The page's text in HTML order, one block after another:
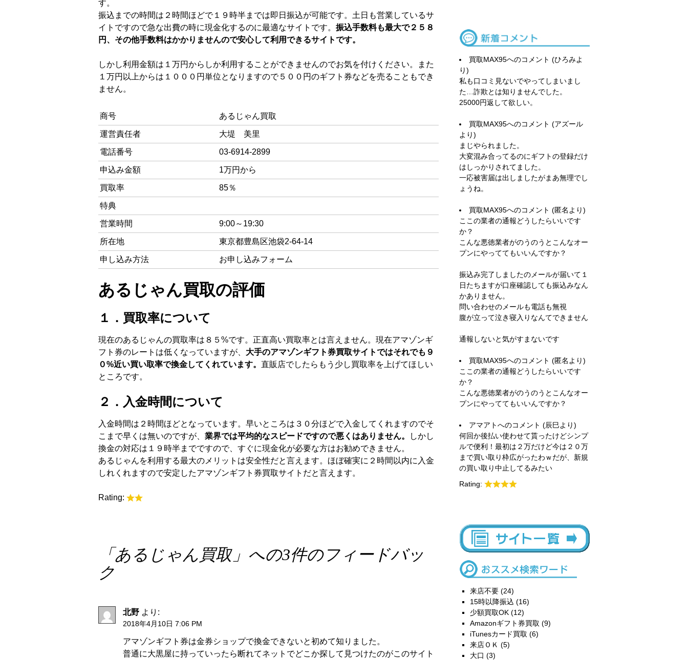
す。
振込までの時間は２時間ほどで１９時半までは即日振込が可能です。土日も営業しているサ
イトですので急な出費の時に現金化するのに最適なサイトです。 振込手数料も最大で２５８
円、その他手数料はかかりませんので安心して利用できるサイトです。
しかし利用金額は１万円からしか利用することができませんのでお気を付けください。また
１万円以上からは１０００円単位となりますので５００円のギフト券などを売ることもでき
ません。
商号 あるじゃん買取
運営責任者 大堤 美里
電話番号 03-6914-2899
申込み金額 1万円から
買取率 85％
特典
営業時間 9:00～19:30
所在地 東京都豊島区池袋2-64-14
申し込み方法 お申し込みフォーム
あるじゃん買取の評価
１．買取率について
現在のあるじゃんの買取率は８５%です。正直高い買取率とは言えません。現在アマゾンギ
フト券のレートは低くなっていますが、 大手のアマゾンギフト券買取サイトではそれでも９
０%近い買い取率で換金してくれています。 直販店でしたらもう少し買取率を上げてほしい
ところです。
２．入金時間について
入金時間は２時間ほどとなっています。早いところは３０分ほどで入金してくれますのでそ
こまで早くは無いのですが、 業界では平均的なスピードですので悪くはありません。
しかし
換金の対応は１９時半までですので、すぐに現金化が必要な方はお勧めできません。
あるじゃんを利用する最大のメリットは安全性だと言えます。ほぼ確実に２時間以内に入金
しれくれますので安定したアマゾンギフト券買取サイトだと言えます。
Rating:
「 あるじゃん買取」への3件のフィードバッ
ク
北野 より:
2018年4月10日 7:06 PM
アマゾンギフト券は金券ショップで換金できないと初めて知りました。
普通に大黒屋に持っていったら断れてネットでどこか探して見つけたのがこのサイト
買取MAX95へのコメント (ひろみよ
り)
私も口コミ見ないでやってしまいまし
た…詐欺とは知りませんでした。
25000円返して欲しい。
買取MAX95へのコメント (アズール
より)
まじやられました。
大変混み合ってるのにギフトの登録だけ
はしっかりされてました。
一応被害届は出しましたがまあ無理でし
ょうね。
買取MAX95へのコメント (匿名より)
ここの業者の通報どうしたらいいです
か？
こんな悪徳業者がのうのうとこんなオー
プンにやっててもいいんですか？
振込み完了しましたのメールが届いて１
日たちますが口座確認しても振込みなん
かありません。
問い合わせのメールも電話も無視
腹が立って泣き寝入りなんてできません
通報しないと気がすまないです
買取MAX95へのコメント (匿名より)
ここの業者の通報どうしたらいいです
か？
こんな悪徳業者がのうのうとこんなオー
プンにやっててもいいんですか？
アマアトへのコメント (辰巳より)
何回か後払い使わせて貰ったけどシンプ
ルで便利！最初は２万だけど今は２０万
まで買い取り枠広がったわｗだが、新規
の買い取り中止してるみたい
Rating:
来店不要 (24)
15時以降振込 (16)
少額買取OK (12)
Amazonギフト券買取 (9)
iTunesカード買取 (6)
来店ＯＫ (5)
大口 (3)